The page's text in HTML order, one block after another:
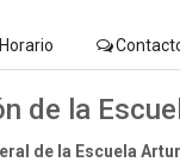
Horario
de la
de la Escuela